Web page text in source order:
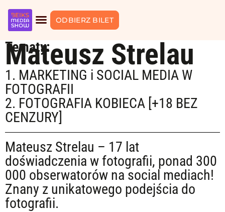
ODBIERZ BILET
Mateusz Strelau
Tematy:
1. MARKETING i SOCIAL MEDIA W
FOTOGRAFII
2. FOTOGRAFIA KOBIECA [+18 BEZ
CENZURY]
Mateusz Strelau – 17 lat
doświadczenia w fotografii, ponad 300
000 obserwatorów na social mediach!
Znany z unikatowego podejścia do
fotografii.